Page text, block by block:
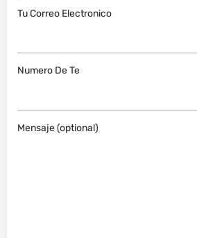
Tu Correo Electronico
Numero De Te
Mensaje (optional)